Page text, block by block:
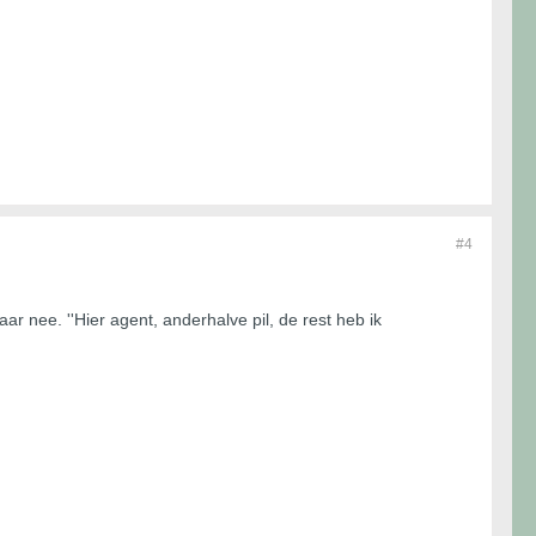
#4
nee. ''Hier agent, anderhalve pil, de rest heb ik